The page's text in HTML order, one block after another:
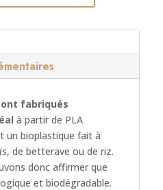
fabriqués
à partir de PLA
un bioplastique fait à
de betterave ou de riz.
donc affirmer que
et biodégradable.